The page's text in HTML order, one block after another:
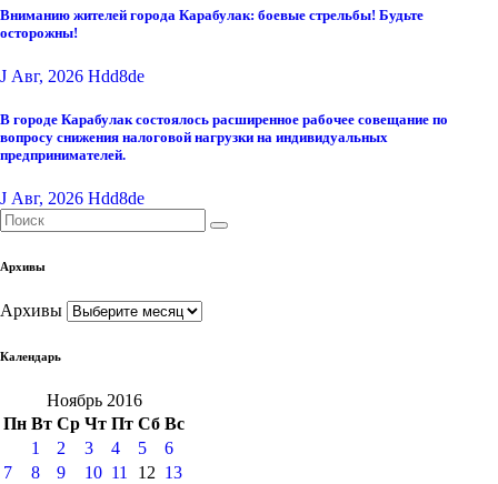
Вниманию жителей города Карабулак: боевые стрельбы! Будьте
осторожны!
J Авг, 2026 Hdd8de
В городе Карабулак состоялось расширенное рабочее совещание по
вопросу снижения налоговой нагрузки на индивидуальных
предпринимателей.
J Авг, 2026 Hdd8de
Архивы
Архивы
Календарь
Ноябрь 2016
Пн Вт Ср Чт Пт Сб Вс
1
2 3 4 5
6
7
8 9 10 11 12 13